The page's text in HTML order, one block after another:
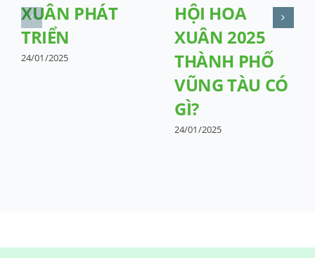
XUÂN PHÁT
TRIỂN
24/01/2025
HỘI HOA
XUÂN 2025
THÀNH PHỐ
VŨNG TÀU CÓ
GÌ?
24/01/2025